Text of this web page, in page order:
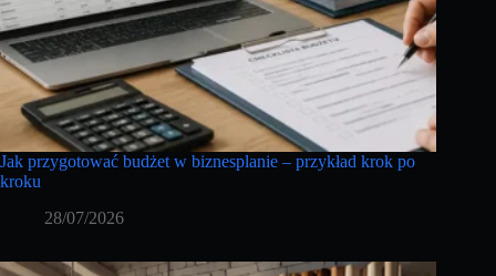
Jak przygotować budżet w biznesplanie – przykład krok po
kroku
28/07/2026